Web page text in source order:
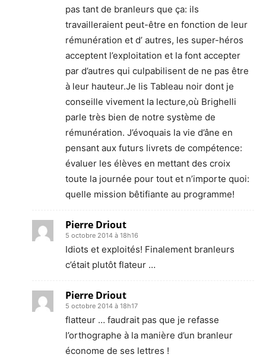
pas tant de branleurs que ça: ils
travailleraient peut-être en fonction de leur
rémunération et d’ autres, les super-héros
acceptent l’exploitation et la font accepter
par d’autres qui culpabilisent de ne pas être
à leur hauteur.Je lis Tableau noir dont je
conseille vivement la lecture,où Brighelli
parle très bien de notre système de
rémunération. J’évoquais la vie d’âne en
pensant aux futurs livrets de compétence:
évaluer les élèves en mettant des croix
toute la journée pour tout et n’importe quoi:
quelle mission bêtifiante au programme!
Pierre Driout
5 octobre 2014 à 18h16
Idiots et exploités! Finalement branleurs
c’était plutôt flateur …
Pierre Driout
5 octobre 2014 à 18h17
flatteur … faudrait pas que je refasse
l’orthographe à la manière d’un branleur
économe de ses lettres !